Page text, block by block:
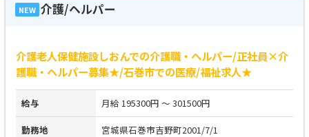
NEW 介護/ヘルパー
介護老人保健施設しおんでの介護職・ヘルパー/正社員×介
護職・ヘルパー募集★/石巻市での医療/福祉求人★
給与 月給 195300円 ～ 301500円
勤務地 宮城県石巻市吉野町2001/7/1